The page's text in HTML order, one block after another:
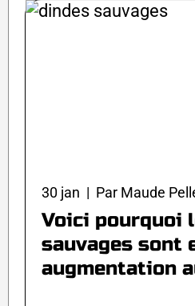
30 jan | Par Maude
Voici pourquoi
sauvages sont
augmentation